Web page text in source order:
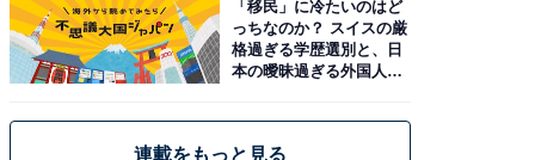
「移民」に冷たいのはど
っちなのか？ スイスの厳
格過ぎる学歴選別と、日
本の曖昧過ぎる外国人政
連載をもっと見る